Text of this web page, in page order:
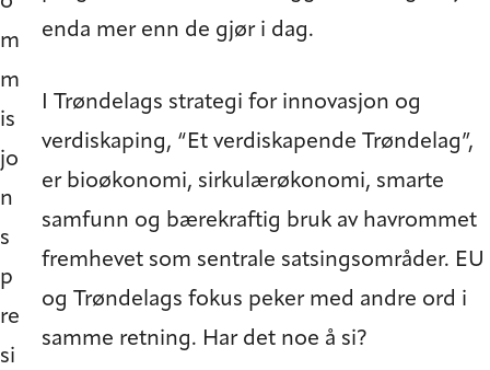
m
m
is
jo
n
s
p
re
si
enda mer enn de gjør i dag.
I Trøndelags strategi for innovasjon og
verdiskaping, “Et verdiskapende Trøndelag”,
er bioøkonomi, sirkulærøkonomi, smarte
samfunn og bærekraftig bruk av havrommet
fremhevet som sentrale satsingsområder. EU
og Trøndelags fokus peker med andre ord i
samme retning. Har det noe å si?